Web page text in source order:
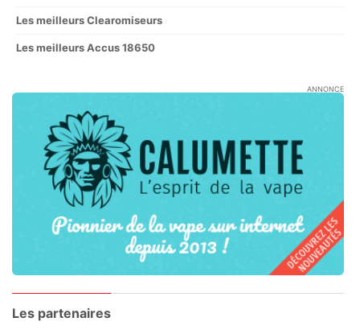
Les meilleurs Clearomiseurs
Les meilleurs Accus 18650
ANNONCE
Les partenaires